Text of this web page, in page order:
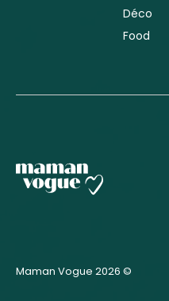
Déco
Food
Maman Vogue 2026 ©